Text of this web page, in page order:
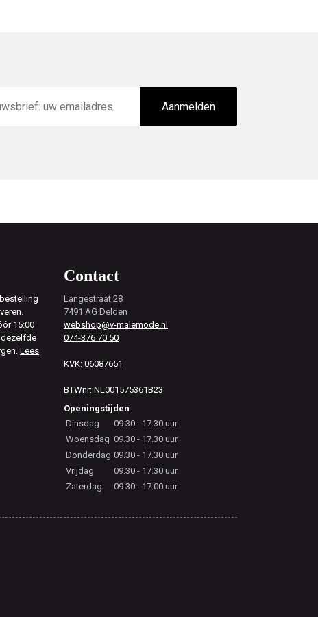
Aanmelden
15:00
dezelfde
Lees
Contact
Langestraat 28
7491 AG Delden
webshop@v-malemode.nl
074-376 70 50
KVK: 06087651
BTWnr: NL001575361B23
Openingstijden
Dinsdag
09.30 - 17.30 uur
Woensdag 09.30 - 17.30 uur
Donderdag 09.30 - 17.30 uur
Vrijdag
09.30 - 17.30 uur
Zaterdag
09.30 - 17.00 uur